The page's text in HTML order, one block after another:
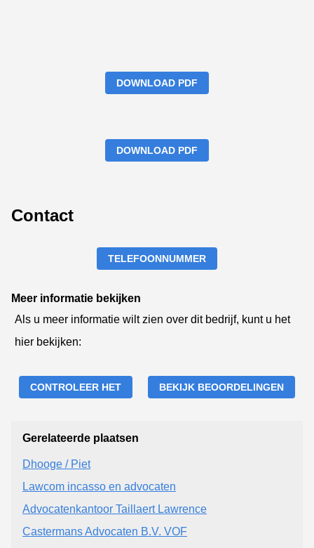
DOWNLOAD PDF
DOWNLOAD PDF
Contact
TELEFOONNUMMER
Meer informatie bekijken
Als u meer informatie wilt zien over dit bedrijf, kunt u het
hier bekijken:
CONTROLEER HET BEKIJK BEOORDELINGEN
Gerelateerde plaatsen
Dhooge / Piet
Lawcom incasso en advocaten
Advocatenkantoor Taillaert Lawrence
Castermans Advocaten B.V. VOF